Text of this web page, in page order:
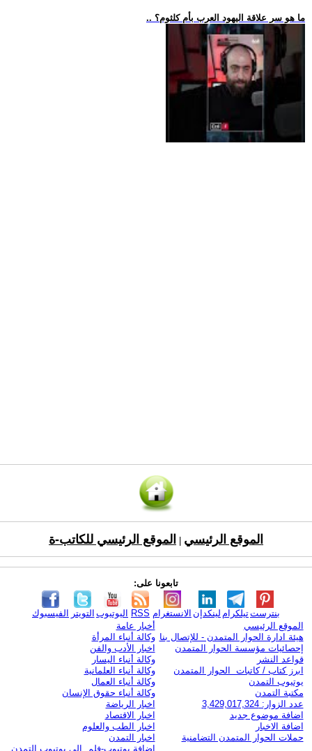
.. ما هو سر علاقة اليهود العرب بأم كلثوم؟
الموقع الرئيسي الموقع الرئيسي للكاتب-ة
تابعونا على:
الفيسبوك التويتر اليوتيوب RSS الانستغرام لينكدإن تيلكرامبنترست
الموقع الرئيسي
هيئة ادارة الحوار المتمدن - للإتصال بنا
إحصائيات مؤسسة الحوار المتمدن
قواعد النشر
ابرز كتاب / كاتبات الحوار المتمدن
يوتيوب التمدن
مكتبة التمدن
عدد الزوار: 3,429,017,324
اضافة موضوع جديد
اضافة الاخبار
حملات الحوار المتمدن التضامنية
أخبار عامة
وكالة أنباء المرأة
اخبار الأدب والفن
وكالة أنباء اليسار
وكالة أنباء العلمانية
وكالة أنباء العمال
وكالة أنباء حقوق الإنسان
اخبار الرياضة
اخبار الاقتصاد
اخبار الطب والعلوم
اخبار التمدن
إضافة يوتيوب-فلم إلى يوتيوب التمدن